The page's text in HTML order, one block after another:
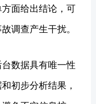
面给出结论，可
调查产生干扰。
数据具有唯一性
初步分析结果，